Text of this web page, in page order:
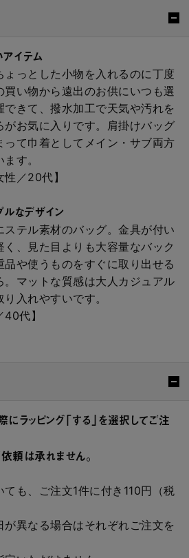
イテム
ょっとした小物を入れるのに丁度
買い物から遠出のお供にいつも選
きて、撥水加工で天気や汚れを
お気に入りです。肩掛けバッグ
って巾着としてメイン・サブ両方
す。
性／20代】
ルなデザイン
テル素材のバッグ。金具が付い
、見た目よりも大容量なバック
や使うものをすぐに取り出せる
マットな質感は大人カジュアル
入れやすいです。
代】
にラッピング「する」を選択してご注
頼は承れません。
ても、ご注文1件に付き110円（税
が異なる場合はそれぞれご注文を